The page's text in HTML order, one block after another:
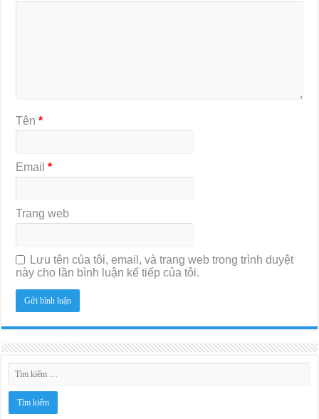
Tên*
Email*
Trang web
Lưu tên của tôi, email, và trang web trong trình duyệt
này cho lần bình luận kế tiếp của tôi.